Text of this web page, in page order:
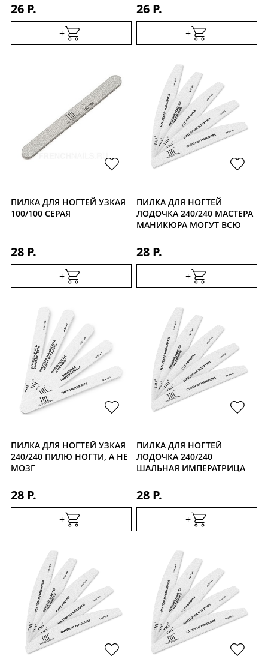
26 Р.
+
26 Р.
+
ПИЛКА ДЛЯ НОГТЕЙ УЗКАЯ
100/100 СЕРАЯ
28 Р.
+
ПИЛКА ДЛЯ НОГТЕЙ
ЛОДОЧКА 240/240 МАСТЕРА
МАНИКЮРА МОГУТ ВСЮ
28 Р.
+
ПИЛКА ДЛЯ НОГТЕЙ УЗКАЯ
240/240 ПИЛЮ НОГТИ, А НЕ
МОЗГ
28 Р.
+
ПИЛКА ДЛЯ НОГТЕЙ
ЛОДОЧКА 240/240
ШАЛЬНАЯ ИМПЕРАТРИЦА
28 Р.
+